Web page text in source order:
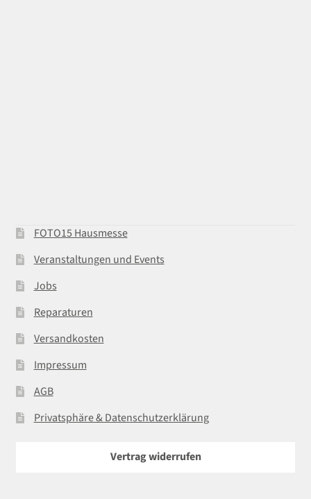
FOTO15 Hausmesse
Veranstaltungen und Events
Jobs
Reparaturen
Versandkosten
Impressum
AGB
Privatsphäre & Datenschutzerklärung
Vertrag widerrufen